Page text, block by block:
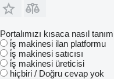
Portalımızı kısaca nasıl
i̇ş makinesi ilan platformu
i̇ş makinesi satıcısı
i̇ş makinesi üreticisi
hiçbiri / Doğru cevap yok